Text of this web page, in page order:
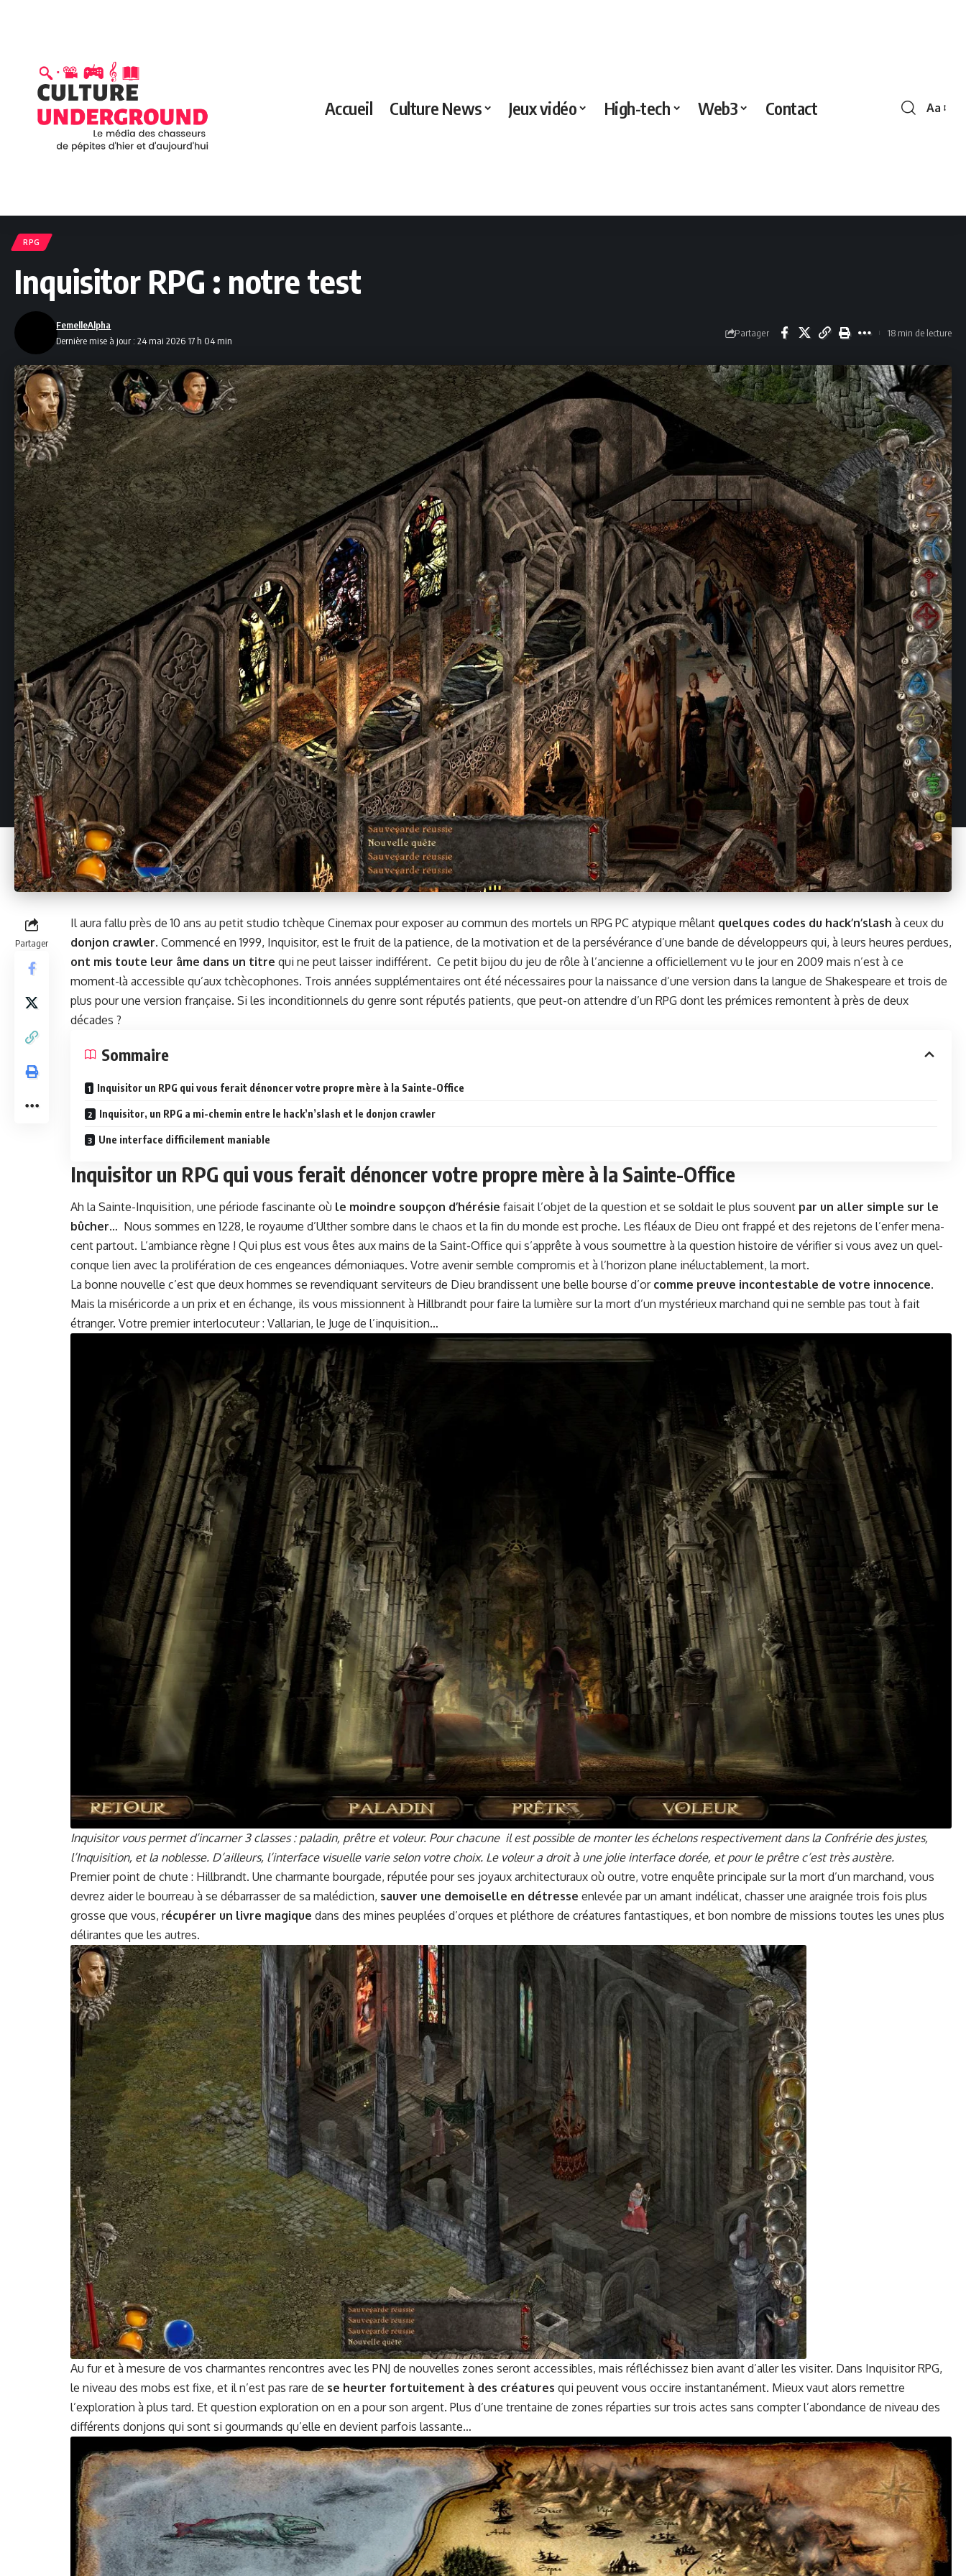
Accueil Culture News Jeux vidéo High-tech Web3 Contact Aa
RPG
Inquisitor RPG : notre test
Dernière mise à jour : 24 mai 2026 17 h 04 min
FemelleAlpha
Partager 18 min de lecture
Partager
Il aura fal­lu près de 10 ans au petit stu­dio tchèque Cin­e­max pour expos­er au com­mun des mor­tels un RPG PC atyp­ique mêlant quelques codes du hack’n’slash à ceux du
don­jon crawler. Com­mencé en 1999, Inquisi­tor, est le fruit de la patience, de la moti­va­tion et de la per­sévérance d’une bande de développeurs qui, à leurs heures per­dues,
ont mis toute leur âme dans un titre qui ne peut laiss­er indif­férent. Ce petit bijou du jeu de rôle à l’ancienne a offi­cielle­ment vu le jour en 2009 mais n’est à ce
moment-là acces­si­ble qu’aux tchè­coph­o­nes. Trois années sup­plé­men­taires ont été néces­saires pour la nais­sance d’une ver­sion dans la langue de Shake­speare et trois de
plus pour une ver­sion française. Si les incon­di­tion­nels du genre sont réputés patients, que peut-on atten­dre d’un RPG dont les prémices remon­tent à près de deux
décades ?
Som­maire
Inquisi­tor un RPG qui vous ferait dénon­cer votre pro­pre mère à la Sainte-Office
Inquisi­tor, un RPG a mi-chemin entre le hack’n’slash et le don­jon crawler
Une inter­face dif­fi­cile­ment maniable
Inquisitor un RPG qui vous ferait dénoncer votre propre mère à la Sainte-Office
Ah la Sainte-Inqui­si­tion, une péri­ode fasci­nante où le moin­dre soupçon d’hérésie fai­sait l’objet de la ques­tion et se sol­dait le plus sou­vent par un aller sim­ple sur le
bûch­er… Nous sommes en 1228, le roy­aume d’Ulther som­bre dans le chaos et la fin du monde est proche. Les fléaux de Dieu ont frap­pé et des reje­tons de l’enfer men­a­
cent partout. L’ambiance règne ! Qui plus est vous êtes aux mains de la Saint-Office qui s’apprête à vous soumet­tre à la ques­tion his­toire de véri­fi­er si vous avez un quel­
conque lien avec la pro­liféra­tion de ces engeances démo­ni­aques. Votre avenir sem­ble com­pro­mis et à l’horizon plane inéluctable­ment, la mort.
La bonne nou­velle c’est que deux hommes se revendi­quant servi­teurs de Dieu bran­dis­sent une belle bourse d’or comme preuve incon­testable de votre inno­cence.
Mais la mis­éri­corde a un prix et en échange, ils vous mis­sion­nent à Hill­brandt pour faire la lumière sur la mort d’un mys­térieux marc­hand qui ne sem­ble pas tout à fait
étranger. Votre pre­mier inter­locu­teur : Val­lar­i­an, le Juge de l’inquisition…
Inquisi­tor vous per­met d’incarner 3 class­es : pal­adin, prêtre et voleur. Pour cha­cune il est pos­si­ble de mon­ter les éch­e­lons respec­tive­ment dans la Con­frérie des justes,
l’Inquisition, et la noblesse. D’ailleurs, l’interface visuelle varie selon votre choix. Le voleur a droit à une jolie inter­face dorée, et pour le prêtre c’est très austère.
Pre­mier point de chute : Hill­brandt. Une char­mante bour­gade, réputée pour ses joy­aux archi­tec­turaux où out­re, votre enquête prin­ci­pale sur la mort d’un marc­hand, vous
devrez aider le bour­reau à se débar­rass­er de sa malé­dic­tion, sauver une demoi­selle en détresse enlevée par un amant indéli­cat, chas­s­er une araignée trois fois plus
grosse que vous, récupér­er un livre mag­ique dans des mines peu­plées d’orques et pléthore de créa­tures fan­tas­tiques, et bon nom­bre de mis­sions toutes les unes plus
déli­rantes que les autres.
Au fur et à mesure de vos char­mantes ren­con­tres avec les PNJ de nou­velles zones seront acces­si­bles, mais réfléchissez bien avant d’aller les vis­iter. Dans Inquisi­tor RPG,
le niveau des mobs est fixe, et il n’est pas rare de se heurter for­tu­ite­ment à des créa­tures qui peu­vent vous occire instan­ta­né­ment. Mieux vaut alors remet­tre
l’exploration à plus tard. Et ques­tion explo­ration on en a pour son argent. Plus d’une trentaine de zones répar­ties sur trois actes sans compter l’abondance de niveau des
dif­férents don­jons qui sont si gour­mands qu’elle en devient par­fois lassante…